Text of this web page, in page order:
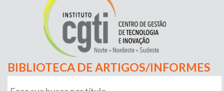
BIBLIOTECA DE ARTIGOS/INFORMES